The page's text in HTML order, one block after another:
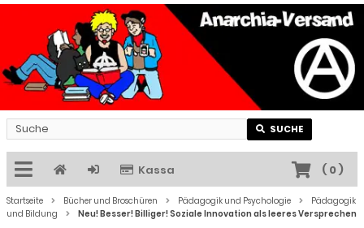
SUCHE
Kassa ( 0)
Startseite Bücher und Broschüren Pädagogik und Psychologie
Pädagogik
und Bildung
Neu! Besser! Billiger! Soziale Innovation als leeres Versprechen